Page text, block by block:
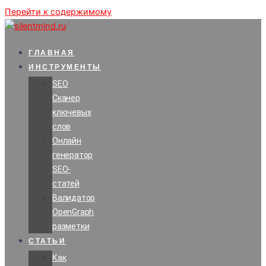
Перейти к содержимому
ГЛАВНАЯ
ИНСТРУМЕНТЫ
SEO
Сканер
ключевых
слов
Онлайн
генератор
SEO-
статей
Валидатор
OpenGraph
разметки
СТАТЬИ
Как